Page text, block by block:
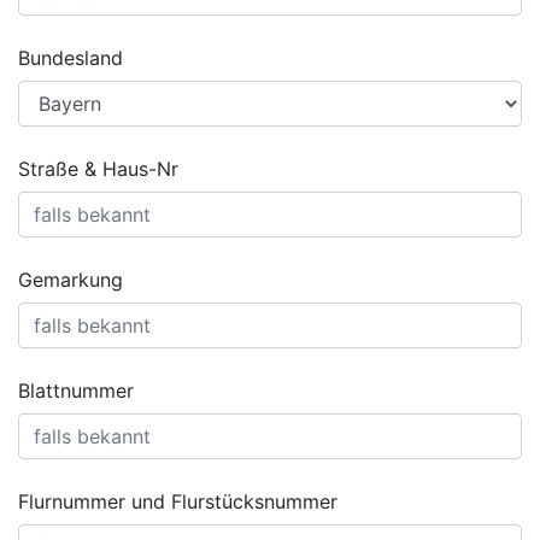
Bundesland
Straße & Haus-Nr
Gemarkung
Blattnummer
Flurnummer und Flurstücksnummer